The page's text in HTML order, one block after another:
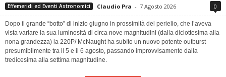
Effemeridi ed Eventi Astronomici Claudio Pra - 7 Agosto 2026 0
Dopo il grande “botto” di inizio giugno in prossimità del perielio, che l’aveva
vista variare la sua luminosità di circa nove magnitudini (dalla diciottesima alla
nona grandezza) la 220P/ McNaught ha subìto un nuovo potente outburst
presumibilmente tra il 5 e il 6 agosto, passando improvvisamente dalla
tredicesima alla settima magnitudine.